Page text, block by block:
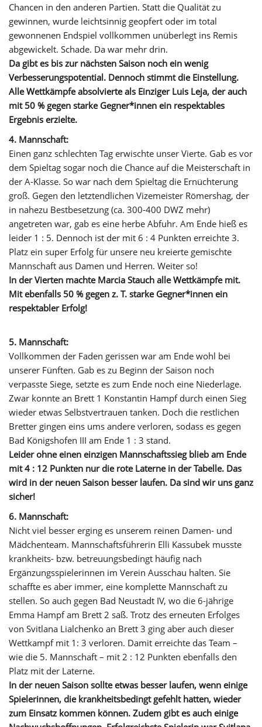
Chancen in den anderen Partien. Statt die Qualität zu
gewinnen, wurde leichtsinnig geopfert oder im total
gewonnenen Endspiel vollkommen unüberlegt ins Remis
abgewickelt. Schade. Da war mehr drin.
Da gibt es bis zur nächsten Saison noch ein wenig
Verbesserungspotential. Dennoch stimmt die Einstellung.
Alle Wettkämpfe absolvierte als Einziger Luis Leja, der auch
mit 50 % gegen starke Gegner*innen ein respektables
Ergebnis erzielte.
4. Mannschaft:
Einen ganz schlechten Tag erwischte unser Vierte. Gab es vor
dem Spieltag sogar noch die Chance auf die Meisterschaft in
der A-Klasse. So war nach dem Spieltag die Ernüchterung
groß. Gegen den letztendlichen Vizemeister Römershag, der
in nahezu Bestbesetzung (ca. 300-400 DWZ mehr)
angetreten war, gab es eine herbe Abfuhr. Am Ende hieß es
leider 1 : 5. Dennoch ist der mit 6 : 4 Punkten erreichte 3.
Platz ein super Erfolg für unsere neu kreierte gemischte
Mannschaft aus Damen und Herren. Weiter so!
In der Vierten machte Marcia Stauch alle Wettkämpfe mit.
Mit ebenfalls 50 % gegen z. T. starke Gegner*innen ein
respektabler Erfolg!
5. Mannschaft:
Vollkommen der Faden gerissen war am Ende wohl bei
unserer Fünften. Gab es zu Beginn der Saison noch
verpasste Siege, setzte es zum Ende noch eine Niederlage.
Zwar konnte an Brett 1 Konstantin Hampf durch einen Sieg
wieder etwas Selbstvertrauen tanken. Doch die restlichen
Bretter gingen eins ums andere verloren, sodass es gegen
Bad Königshofen III am Ende 1 : 3 stand.
Leider ohne einen einzigen Mannschaftssieg blieb am Ende
mit 4 : 12 Punkten nur die rote Laterne in der Tabelle. Das
wird in der neuen Saison besser laufen. Da sind wir uns ganz
sicher!
6. Mannschaft:
Nicht viel besser erging es unserem reinen Damen- und
Mädchenteam. Mannschaftsführerin Elli Kassubek musste
krankheits- bzw. betreuungsbedingt häufig nach
Ergänzungsspielerinnen im Verein Ausschau halten. Sie
schaffte es aber immer, eine komplette Mannschaft zu
stellen. So auch gegen Bad Neustadt IV, wo die 6-jährige
Emma Hampf am Brett 2 saß. Trotz des erneuten Erfolges
von Svitlana Lialchenko an Brett 3 ging aber auch dieser
Wettkampf mit 1: 3 verloren. Damit erreichte das Team –
wie die 5. Mannschaft – mit 2 : 12 Punkten ebenfalls den
Platz mit der Laterne.
In der neuen Saison sollte etwas besser laufen, wenn einige
Spielerinnen, die krankheitsbedingt gefehlt hatten, wieder
zum Einsatz kommen können. Zudem gibt es auch einige